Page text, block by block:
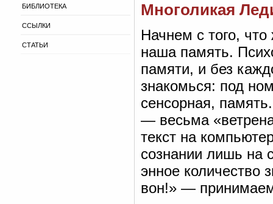
БИБЛИОТЕКА
ССЫЛКИ
СТАТЬИ
Многоликая
Начнем с того, что
наша память.
памяти, и без
знакомься: под
сенсорная,
— весьма
текст на
сознании лишь на
энное количество
вон!» —